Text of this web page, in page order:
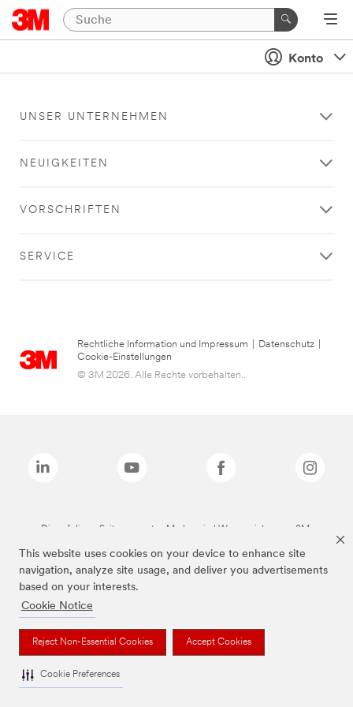
This website uses cookies on your device to enhance site
navigation, analyze site usage, and deliver you advertisements
based on your interests.
Cookie Notice
Reject Non-Essential Cookies Accept Cookies
Cookie Preferences
Konto
UNSER UNTERNEHMEN
NEUIGKEITEN
VORSCHRIFTEN
SERVICE
Rechtliche Information und Impressum Datenschutz
Cookie-Einstellungen
© 3M 2026. Alle Rechte vorbehalten..
Die auf dieser Seite genannten Marken sind Warenzeichen von 3M.